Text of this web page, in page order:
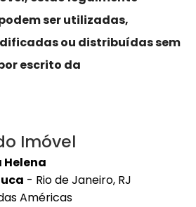
ser utilizadas,
ou distribuídas sem
escrito da
Imóvel
Helena
- Rio de Janeiro, RJ
Américas